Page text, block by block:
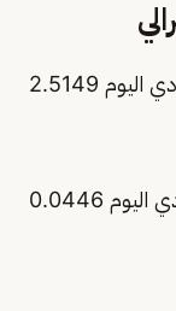
- سعر الدولار الأسترالي مقابل الريال السعودي اليوم 2.5149
- سعر الروبية الهندية مقابل الريال السعودي اليوم 0.0446